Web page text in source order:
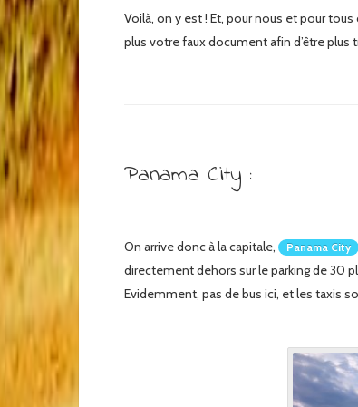
Voilà, on y est ! Et, pour nous et pour
plus votre faux document afin d’être plus
Panama City :
On arrive donc à la capitale, Panama City
directement dehors sur le parking de 30
Evidemment, pas de bus ici, et les taxis